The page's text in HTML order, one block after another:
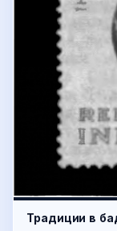
Традиции в